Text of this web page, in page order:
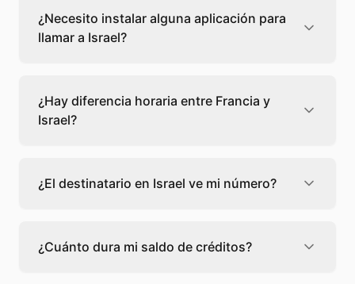
cuesta 0,44 €/min con Teléfono Global. Pagas
solo los minutos que hablas, sin cuotas ni
permanencia.
¿Necesito instalar alguna aplicación para
llamar a Israel?
desde tu navegador web. Solo necesitas una
conexión a internet y podrás llamar
directamente a Israel.
¿Hay diferencia horaria entre Francia y
Israel?
escoge el mejor momento
llamar a a Israel.
¿El destinatario en Israel ve mi número?
número de teléfono normal. Teléfono Global
usa un número identificador para que la
¿Cuánto dura mi saldo de créditos?